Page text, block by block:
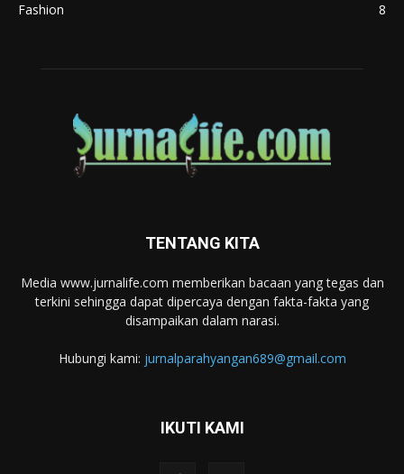
Fashion
8
TENTANG KITA
Media www.jurnalife.com memberikan bacaan yang tegas dan
terkini sehingga dapat dipercaya dengan fakta-fakta yang
disampaikan dalam narasi.
Hubungi kami: jurnalparahyangan689@gmail.com
IKUTI KAMI